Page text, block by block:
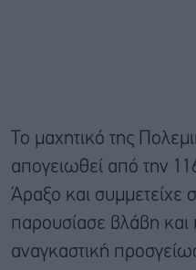
Το μαχητικό της
απογειωθεί από την
Άραξο και συμμετείχε
παρουσίασε βλάβη και
αναγκαστική